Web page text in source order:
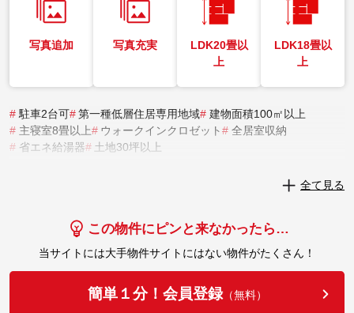
写真追加 写真充実
LDK20畳以
上
LDK18畳以
上
# 駐車2台可# 第一種低層住居専用地域# 建物面積100㎡以上
# 主寝室8畳以上# ウォークインクロゼット# 全居室収納
# 省エネ給湯器# 土地30坪以上
実際にこの物件を見学してみませんか？
実際に見学してみる
全て見る
この物件にピンと来なかったら…
当サイトには大手物件サイトにはない物件がたくさん！
簡単１分！会員登録（無料）